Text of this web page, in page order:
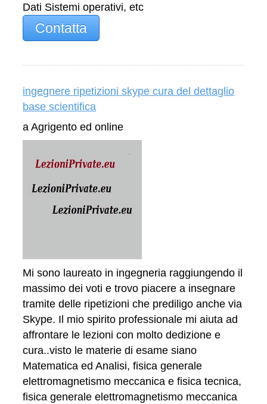
Dati Sistemi operativi, etc
Contatta
ingegnere ripetizioni skype cura del dettaglio
base scientifica
a Agrigento ed online
Mi sono laureato in ingegneria raggiungendo il
massimo dei voti e trovo piacere a insegnare
tramite delle ripetizioni che prediligo anche via
Skype. Il mio spirito professionale mi aiuta ad
affrontare le lezioni con molto dedizione e
cura..visto le materie di esame siano
Matematica ed Analisi, fisica generale
elettromagnetismo meccanica e fisica tecnica,
fisica generale elettromagnetismo meccanica